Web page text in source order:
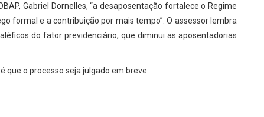
Gabriel Dornelles, “a desaposentação fortalece o Regime
formal e a contribuição por mais tempo”. O assessor lembra
do fator previdenciário, que diminui as aposentadorias
o processo seja julgado em breve.